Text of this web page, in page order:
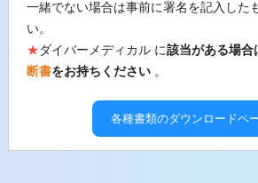
一緒でない場合は事前に署名を記入した
い。
★ ダイバーメディカル に該当がある場合
断書をお持ちください 。
各種書類のダウンロードペ